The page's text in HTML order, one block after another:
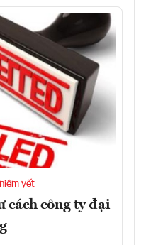
yết
cách công ty đại